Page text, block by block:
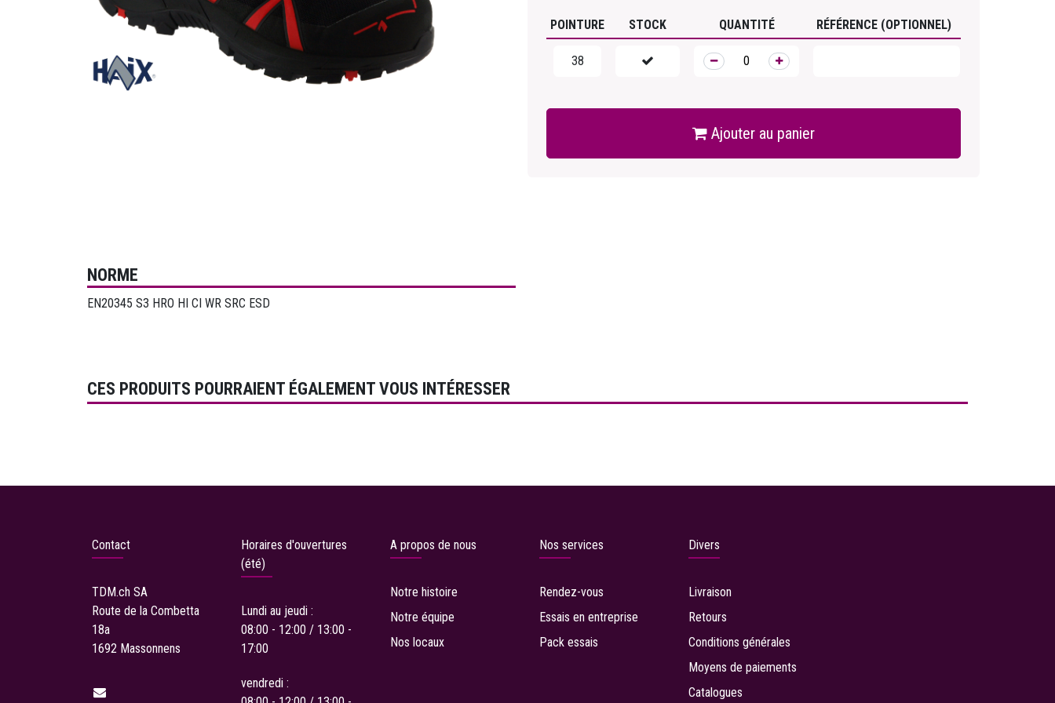
POINTURE STOCK QUANTITÉ RÉFÉRENCE (OPTIONNEL)
38
Ajouter au panier
NORME
EN20345 S3 HRO HI CI WR SRC ESD
CES PRODUITS POURRAIENT ÉGALEMENT VOUS INTÉRESSER
Contact
TDM.ch SA
Route de la Combetta
18a
1692 Massonnens
Horaires d'ouvertures
(été)
Lundi au jeudi :
08:00 - 12:00 / 13:00 -
17:00
vendredi :
A propos de nous
Notre histoire
Notre équipe
Nos locaux
Nos services
Rendez-vous
Essais en entreprise
Pack essais
Divers
Livraison
Retours
Conditions générales
Moyens de paiements
Catalogues